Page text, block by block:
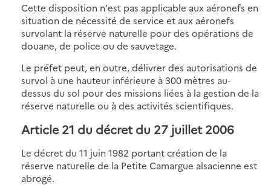
Cette disposition n'est pas applicable aux aéronefs en
situation de nécessité de service et aux aéronefs
survolant la réserve naturelle pour des opérations de
douane, de police ou de sauvetage.
Le préfet peut, en outre, délivrer des autorisations de
survol à une hauteur inférieure à 300 mètres au-
dessus du sol pour des missions liées à la gestion de la
réserve naturelle ou à des activités scientifiques.
Article 21 du décret du 27 juillet 2006
Le décret du 11 juin 1982 portant création de la
réserve naturelle de la Petite Camargue alsacienne est
abrogé.